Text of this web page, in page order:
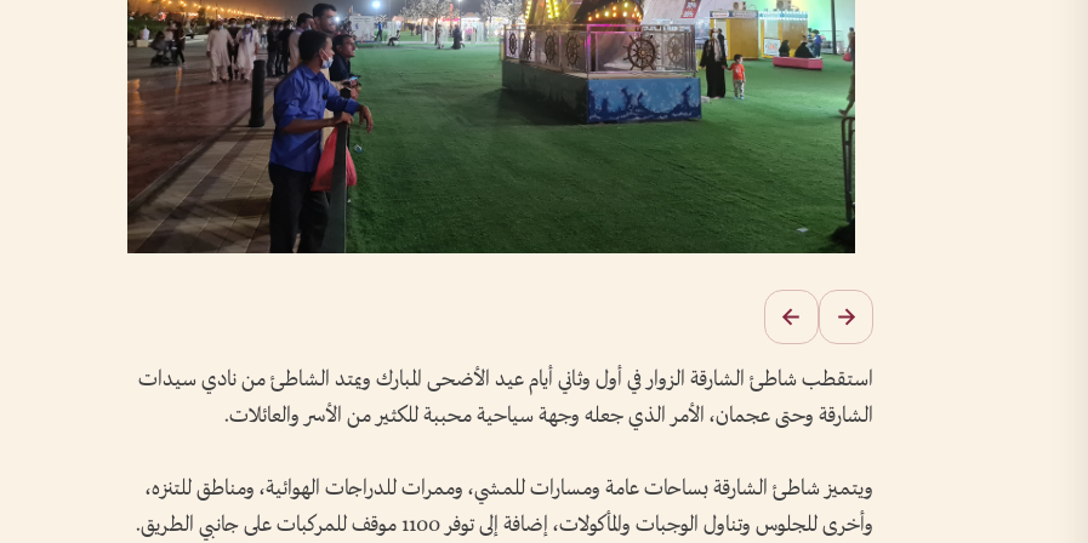
استقطب شاطئ الشارقة الزوار في أول وثاني أيام عيد الأضحى المبارك ويمتد الشاطئ من نادي سيدات
الشارقة وحتى عجمان، الأمر الذي جعله وجهة سياحية محببة للكثير من الأسر والعائلات.
ويتميز شاطئ الشارقة بساحات عامة ومسارات للمشي، وممرات للدراجات الهوائية، ومناطق للتنزه،
وأخرى للجلوس وتناول الوجبات والمأكولات، إضافة إلى توفر 1100 موقف للمركبات على جانبي الطريق.